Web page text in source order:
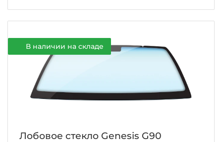
В наличии на складе
Лобовое стекло Genesis G90